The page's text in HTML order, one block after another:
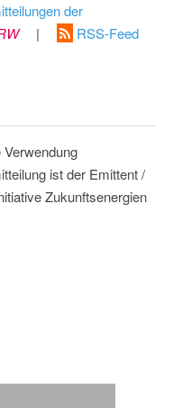
der
|
RSS-Feed
ist der Emittent /
Zukunftsenergien